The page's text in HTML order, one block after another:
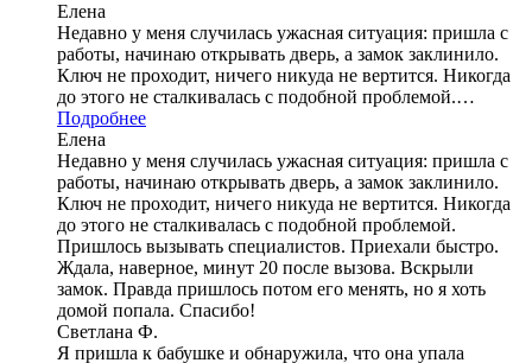
Елена
Недавно у меня случилась ужасная ситуация: пришла с
работы, начинаю открывать дверь, а замок заклинило.
Ключ не проходит, ничего никуда не вертится. Никогда
до этого не сталкивалась с подобной проблемой.…
Подробнее
Елена
Недавно у меня случилась ужасная ситуация: пришла с
работы, начинаю открывать дверь, а замок заклинило.
Ключ не проходит, ничего никуда не вертится. Никогда
до этого не сталкивалась с подобной проблемой.
Пришлось вызывать специалистов. Приехали быстро.
Ждала, наверное, минут 20 после вызова. Вскрыли
замок. Правда пришлось потом его менять, но я хоть
домой попала. Спасибо!
Светлана Ф.
Я пришла к бабушке и обнаружила, что она упала